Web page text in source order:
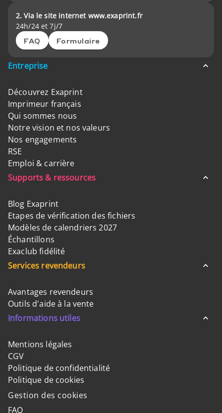
2. Via le site internet www.exaprint.fr
24h/24 et 7j/7
FAQ Formulaire
Entreprise
Découvrez Exaprint
Imprimeur français
Qui sommes nous
Notre vision et nos valeurs
Nos engagements
RSE
Emploi & carrière
Supports & ressources
Blog Exaprint
Etapes de vérification des fichiers
Modèles de calendriers 2027
Échantillons
Exaclub fidélité
Services revendeurs
Avantages revendeurs
Outils d'aide à la vente
Informations utiles
Mentions légales
CGV
Politique de confidentialité
Politique de cookies
Gestion des cookies
FAQ